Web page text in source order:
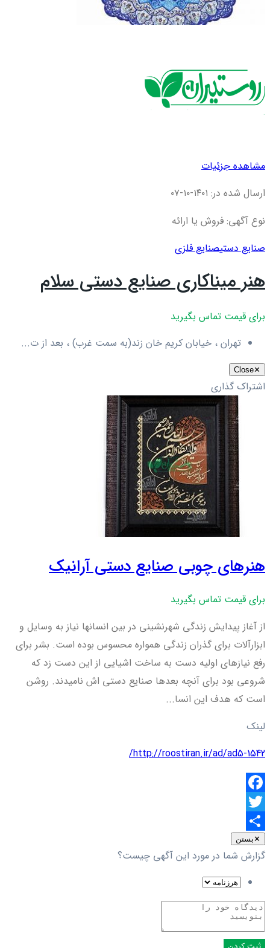
مشاهده جزئیات
ارسال شده در: ۱۴۰۱-۱۰-۰۷
نوع آگهی: فروش یا ارائه
صنایع دستیصنایع فلزی
هنر میناکاری صنایع دستی سلام
برای قیمت تماس بگیرید
تهران ، خیابان کریم خان زند(به سمت غرب) ، بعد از ت...
✕
Close
اشتراک گذاری
هنرهای چوبی صنایع دستی آرانیک
برای قیمت تماس بگیرید
از آغاز پیدایش زندگی شهرنشینی در بین انسان­ها نیاز به وسایل و
ابزارآلات برای گذران زندگی همواره محسوس بوده است. بشر برای
رفع نیازهای اولیه دست به ساخت اشیایی از این دست زد که
شروعی بود برای آن­چه بعدها صنایع دستی ­اش نامیدند. روشن
است که هدف این انسا...
لینک
http://roostiran.ir/ad/ad5-1542/
Facebook
Twitter
اشتراک
گذاری
✕بستن
گزارش شما در مورد این آگهی چیست؟